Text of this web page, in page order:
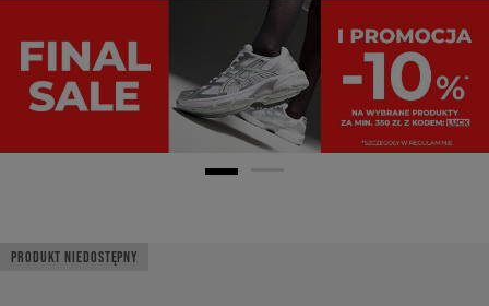
PRODUKT NIEDOSTĘPNY